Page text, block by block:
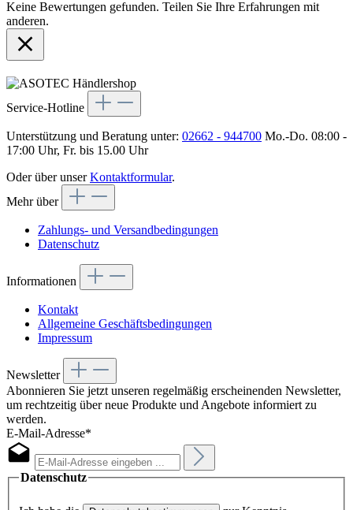
Keine Bewertungen gefunden. Teilen Sie Ihre Erfahrungen mit
anderen.
Service-Hotline
Unterstützung und Beratung unter: 02662 - 944700 Mo.-Do. 08:00 -
17:00 Uhr, Fr. bis 15.00 Uhr
Oder über unserKontaktformular.
Mehr über
Zahlungs- und Versandbedingungen
Datenschutz
Informationen
Kontakt
Allgemeine Geschäftsbedingungen
Impressum
Newsletter
Abonnieren Sie jetzt unseren regelmäßig erscheinenden Newsletter,
um rechtzeitig über neue Produkte und Angebote informiert zu
werden.
E-Mail-Adresse*
Datenschutz